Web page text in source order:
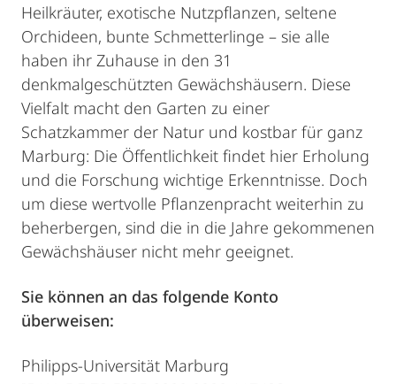
Heilkräuter, exotische Nutzpflanzen, seltene
Orchideen, bunte Schmetterlinge – sie alle
haben ihr Zuhause in den 31
denkmalgeschützten Gewächshäusern. Diese
Vielfalt macht den Garten zu einer
Schatzkammer der Natur und kostbar für ganz
Marburg: Die Öffentlichkeit findet hier Erholung
und die Forschung wichtige Erkenntnisse. Doch
um diese wertvolle Pflanzenpracht weiterhin zu
beherbergen, sind die in die Jahre gekommenen
Gewächshäuser nicht mehr geeignet.
Sie können an das folgende Konto
überweisen:
Philipps-Universität Marburg